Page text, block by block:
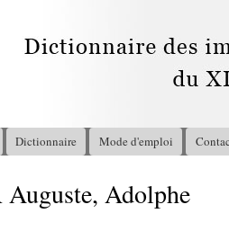
Dictionnaire Mode d'emploi
Adolphe